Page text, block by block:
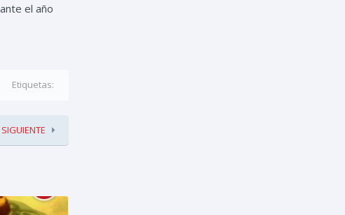
el año
Etiquetas:
SIGUIENTE